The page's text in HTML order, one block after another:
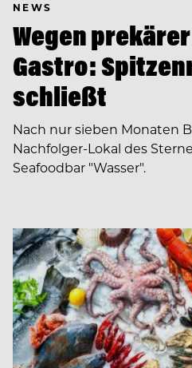
NEWS
Wegen
Gastro:
schließt
Nach nur sieben Monaten
Nachfolger-Lokal des
Seafoodbar "Wasser".